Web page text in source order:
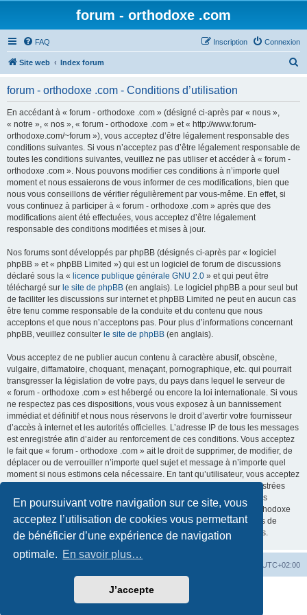
En poursuivant votre navigation sur ce site, vous
acceptez l’utilisation de cookies vous permettant
de bénéficier d’une expérience de navigation
optimale. En savoir plus…
J’accepte
forum - orthodoxe .com
FAQ Connexion
Inscription
Site web Index forum
forum - orthodoxe .com - Conditions d’utilisation
En accédant à « forum - orthodoxe .com » (désigné ci-après par « nous »,
« notre », « nos », « forum - orthodoxe .com » et « http://www.forum-
orthodoxe.com/~forum »), vous acceptez d’être légalement responsable des
conditions suivantes. Si vous n’acceptez pas d’être légalement responsable de
toutes les conditions suivantes, veuillez ne pas utiliser et accéder à « forum -
orthodoxe .com ». Nous pouvons modifier ces conditions à n’importe quel
moment et nous essaierons de vous informer de ces modifications, bien que
nous vous conseillons de vérifier régulièrement par vous-même. En effet, si
vous continuez à participer à « forum - orthodoxe .com » après que des
modifications aient été effectuées, vous acceptez d’être légalement
responsable des conditions modifiées et mises à jour.
Nos forums sont développés par phpBB (désignés ci-après par « logiciel
phpBB » et « phpBB Limited ») qui est un logiciel de forum de discussions
déclaré sous la « licence publique générale GNU 2.0 » et qui peut être
téléchargé sur le site de phpBB (en anglais). Le logiciel phpBB a pour seul but
de faciliter les discussions sur internet et phpBB Limited ne peut en aucun cas
être tenu comme responsable de la conduite et du contenu que nous
acceptons et que nous n’acceptons pas. Pour plus d’informations concernant
phpBB, veuillez consulter le site de phpBB (en anglais).
Vous acceptez de ne publier aucun contenu à caractère abusif, obscène,
vulgaire, diffamatoire, choquant, menaçant, pornographique, etc. qui pourrait
transgresser la législation de votre pays, du pays dans lequel le serveur de
« forum - orthodoxe .com » est hébergé ou encore la loi internationale. Si vous
ne respectez pas ces dispositions, vous vous exposez à un bannissement
immédiat et définitif et nous nous réservons le droit d’avertir votre fournisseur
d’accès à internet et les autorités officielles. L’adresse IP de tous les messages
est enregistrée afin d’aider au renforcement de ces conditions. Vous acceptez
le fait que « forum - orthodoxe .com » ait le droit de supprimer, de modifier, de
déplacer ou de verrouiller n’importe quel sujet et message à n’importe quel
moment si nous estimons cela nécessaire. En tant qu’utilisateur, vous acceptez
que toutes les informations que vous avez renseignées soient enregistrées
dans notre base de données. Bien que ces informations ne seront pas
diffusées à une tierce partie sans votre consentement, ni « forum - orthodoxe
.com », ni phpBB, ne pourront être tenus comme responsables en cas de
tentative de piratage informatique visant à compromettre vos données.
UTC+02:00
phpBB® Forum Software © phpBB Limited
©